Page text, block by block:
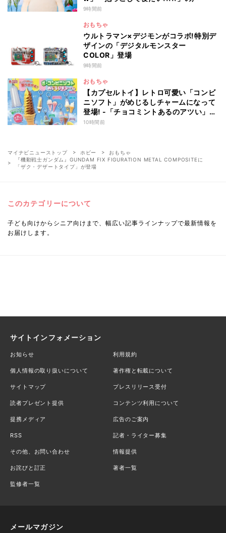
9時間前
おもちゃ
ウルトラマン×デジモンがコラボ!特別デ
ザインの「デジタルモンスター
COLOR」登場
9時間前
おもちゃ
【カプセルトイ】レトロ可愛い「コンビ
ニソフト」がめじるしチャームになって
登場! -「チョコミントあるのアツい」
「中身出せるのたのしい」と話題
10時間前
マイナビニューストップ ホビー
おもちゃ
『機動戦士ガンダム』GUNDAM FIX FIGURATION METAL COMPOSITEに
「ザク・デザートタイプ」が登場
このカテゴリーについて
子ども向けからシニア向けまで、幅広い記事ラインナップで最新情報を
お届けします。
サイトインフォメーション
お知らせ 利用規約
個人情報の取り扱いについて 著作権と転載について
サイトマップ プレスリリース受付
読者プレゼント提供 コンテンツ利用について
提携メディア 広告のご案内
RSS 記者・ライター募集
その他、お問い合わせ 情報提供
お詫びと訂正 著者一覧
監修者一覧
メールマガジン